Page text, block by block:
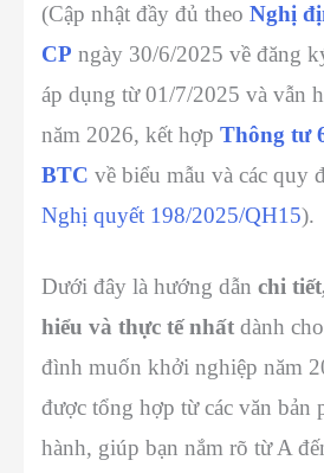
(Cập nhật đầy đủ theo Nghị
CP ngày 30/6/2025 về đăng
áp dụng từ 01/7/2025 và vẫn
năm 2026, kết hợp Thông tư
BTC về biểu mẫu và các quy
Nghị quyết 198/2025/QH15).
Dưới đây là hướng dẫn chi
hiểu và thực tế nhất dành
đình muốn khởi nghiệp năm
được tổng hợp từ các văn bản
hành, giúp bạn nắm rõ từ A